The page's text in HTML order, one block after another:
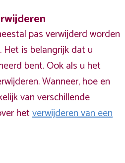
pas verwijderd worden
is belangrijk dat u
bent. Ook als u het
Wanneer, hoe en
van verschillende
hetverwijderen van een